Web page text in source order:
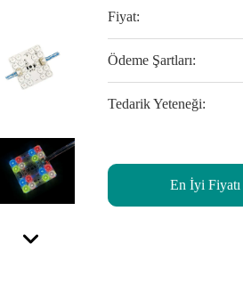
Fiyat:
Ödeme Şartları:
Tedarik Yeteneği:
En İyi Fiyatı